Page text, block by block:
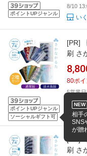
ポイントUPジャンル
8/10
い
ポイントUPジャンル
ソーシャルギフト可
[PR]
刷 さ
ット
お風
教育
80ポイ
5営業
[PR]
刷 さ
NEW
相手
SNS
が贈